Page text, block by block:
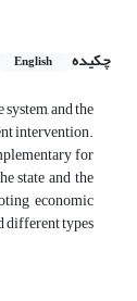
چکیده
English
and the
intervention.
for
state and the
economic
different types